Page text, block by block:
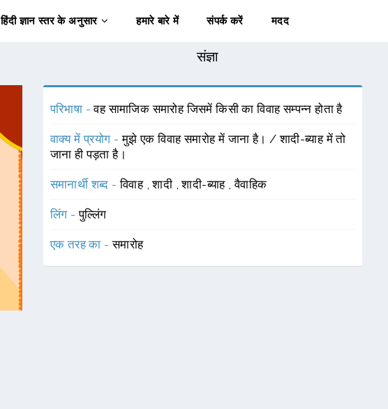
हिंदी ज्ञान स्तर के अनुसार हमारे बारे में संपर्क करें मदद
संज्ञा
परिभाषा -वह सामाजिक समारोह जिसमें किसी का विवाह सम्पन्न होता है
वाक्य में प्रयोग -मुझे एक विवाह समारोह में जाना है। / शादी-ब्याह में तो
जाना ही पड़ता है।
समानार्थी शब्द -विवाह ,शादी ,शादी-ब्याह ,वैवाहिक
लिंग -पुल्लिंग
एक तरह का -समारोह